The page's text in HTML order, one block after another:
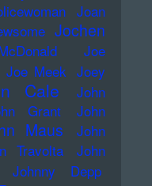
Joan
Jochen
Joe
Joe Meek Joey
Cale
John
Grant
John
Maus
John
Travolta
John
Johnny Depp